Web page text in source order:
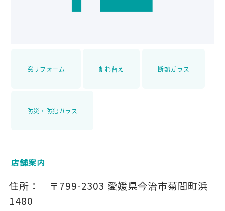
窓リフォーム 割れ替え 断熱ガラス
防災・防犯ガラス
店舗案内
住所： 〒799-2303 愛媛県今治市菊間町浜
1480